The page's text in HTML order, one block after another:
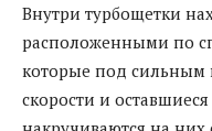
Внутри турбощетки
расположенными по
которые под сильным
скорости и